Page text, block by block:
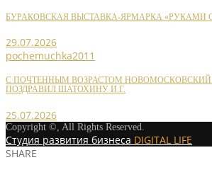
БУРАКОВСКАЯ ВЫСТАВКА-ЯРМАРКА «РУКАМИ
29.07.2026
pochemuchka2011
С ПОЧТЕННЫМ ВОЗРАСТОМ
ПОЗДРАВИЛ ШАТОХИНУ И.Г.
25.07.2026
Copyright ©, All Rights Reserved.
Студия развития бизнеса DIGITAL LIFE
SHARE